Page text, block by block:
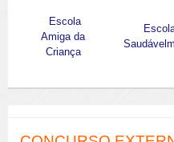
Escola
Amiga da
Criança